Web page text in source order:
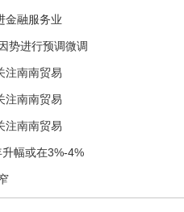
金融服务业
势进行预调微调
注南南贸易
注南南贸易
注南南贸易
升幅或在3%-4%